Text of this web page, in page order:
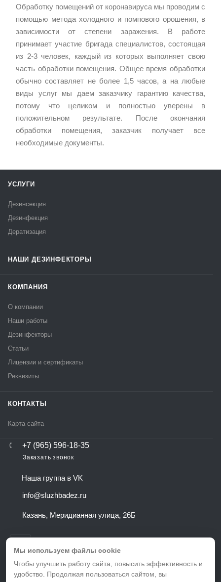
Обработку помещений от коронавируса мы проводим с
помощью метода холодного и помпового орошения, в
зависимости от степени заражения. В работе
принимает участие бригада специалистов, состоящая
из 2-3 человек, каждый из которых выполняет свою
часть обработки помещения. Общее время обработки
обычно составляет не более 1,5 часов, а на любые
виды услуг мы даем заказчику гарантию качества,
потому что целиком и полностью уверены в
положительном результате. После окончания
обработки помещения, заказчик получает все
необходимые документы.
УСЛУГИ
Дезинсекция
Дезинфекция
Дератизация
НАШИ ДЕЗИНФЕКТОРЫ
КОМПАНИЯ
О компании
Наши работы
Дезинфекторы
Статьи
Лицензии и сертификаты
Реквизиты
КОНТАКТЫ
Карта сайта
+7 (965) 596-18-35
Заказать звонок
Наша группа в VK
info@sluzhbadez.ru
Казань, Меридианная улица, 26Б
ВЕРСИЯ ДЛЯ ПЕЧАТИ
Мы используем файлы cookie
Чтобы улучшить работу сайта, повысить эффективность и
удобство. Продолжая пользоваться сайтом, вы